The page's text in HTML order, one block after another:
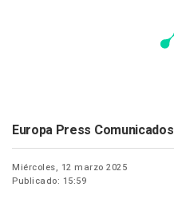
Europa Press Comunicados
Miércoles, 12 marzo 2025
Publicado: 15:59